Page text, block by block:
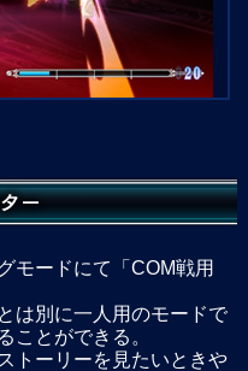
モードにて「COM戦用
は別に一人用のモードで
ことができる。
トーリーを見たいときや